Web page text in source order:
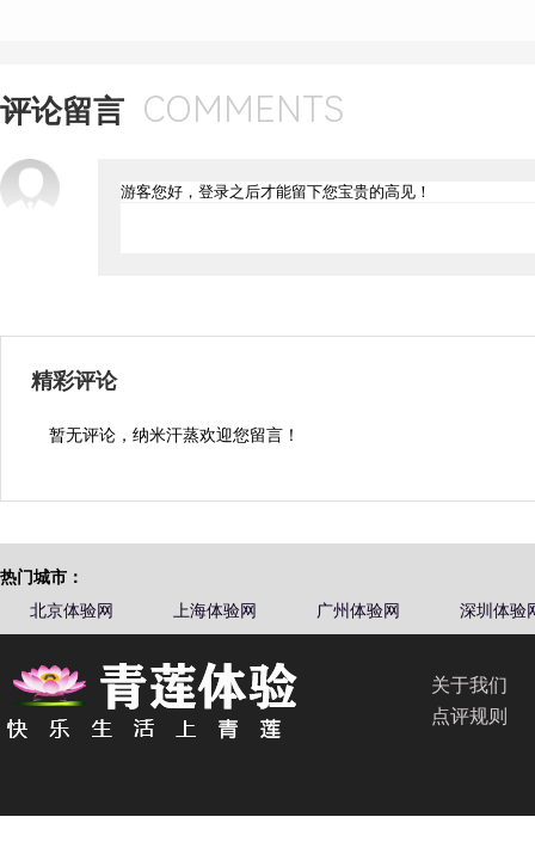
评论留言 COMMENTS
精彩评论
暂无评论，纳米汗蒸欢迎您留言！
热门城市：
北京体验网
上海体验网 广州体验网 深圳体验
关于我们
点评规则